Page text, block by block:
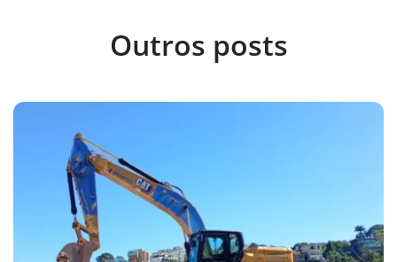
Outros posts